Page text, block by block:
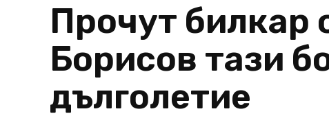
Прочут билкар
Борисов тази
дълголетие